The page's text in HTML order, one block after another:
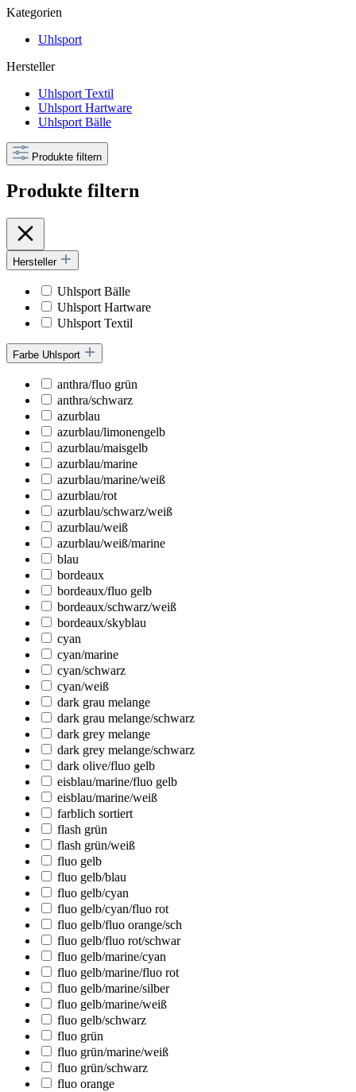
Kategorien
Uhlsport
Hersteller
Uhlsport Textil
Uhlsport Hartware
Uhlsport Bälle
Produkte filtern
Produkte filtern
Hersteller
Uhlsport Bälle
Uhlsport Hartware
Uhlsport Textil
Farbe Uhlsport
anthra/fluo grün
anthra/schwarz
azurblau
azurblau/limonengelb
azurblau/maisgelb
azurblau/marine
azurblau/marine/weiß
azurblau/rot
azurblau/schwarz/weiß
azurblau/weiß
azurblau/weiß/marine
blau
bordeaux
bordeaux/fluo gelb
bordeaux/schwarz/weiß
bordeaux/skyblau
cyan
cyan/marine
cyan/schwarz
cyan/weiß
dark grau melange
dark grau melange/schwarz
dark grey melange
dark grey melange/schwarz
dark olive/fluo gelb
eisblau/marine/fluo gelb
eisblau/marine/weiß
farblich sortiert
flash grün
flash grün/weiß
fluo gelb
fluo gelb/blau
fluo gelb/cyan
fluo gelb/cyan/fluo rot
fluo gelb/fluo orange/sch
fluo gelb/fluo rot/schwar
fluo gelb/marine/cyan
fluo gelb/marine/fluo rot
fluo gelb/marine/silber
fluo gelb/marine/weiß
fluo gelb/schwarz
fluo grün
fluo grün/marine/weiß
fluo grün/schwarz
fluo orange